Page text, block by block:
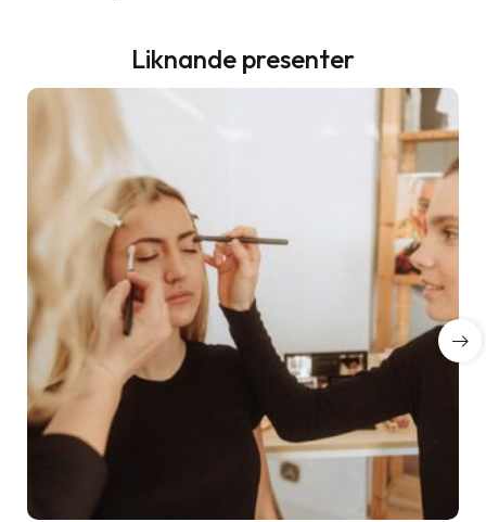
Liknande presenter